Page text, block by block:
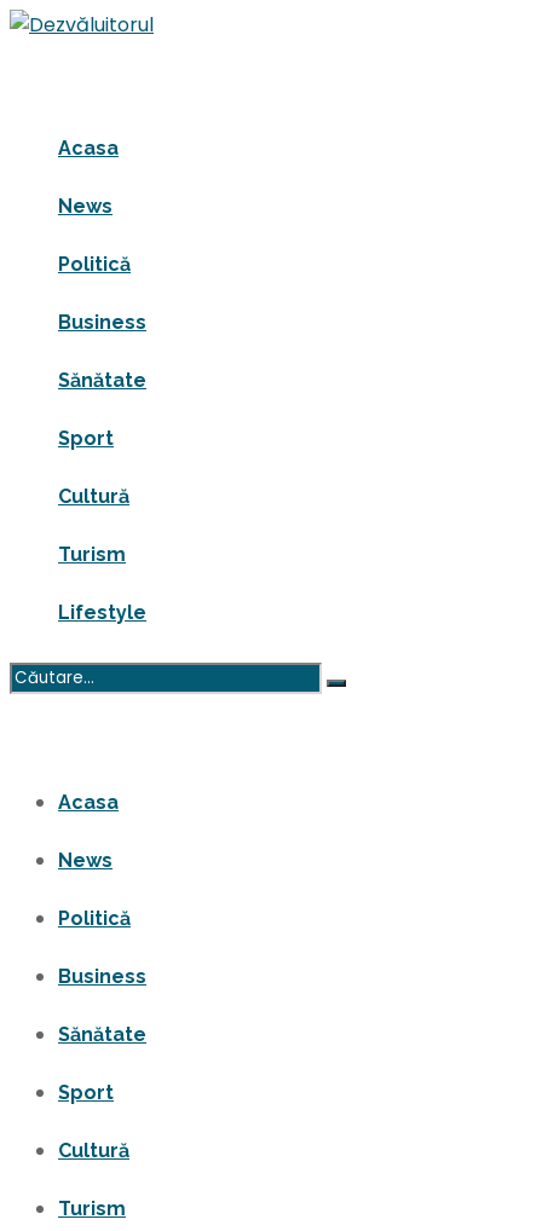
Acasa
News
Politică
Business
Sănătate
Sport
Cultură
Turism
Lifestyle
Acasa
News
Politică
Business
Sănătate
Sport
Cultură
Turism